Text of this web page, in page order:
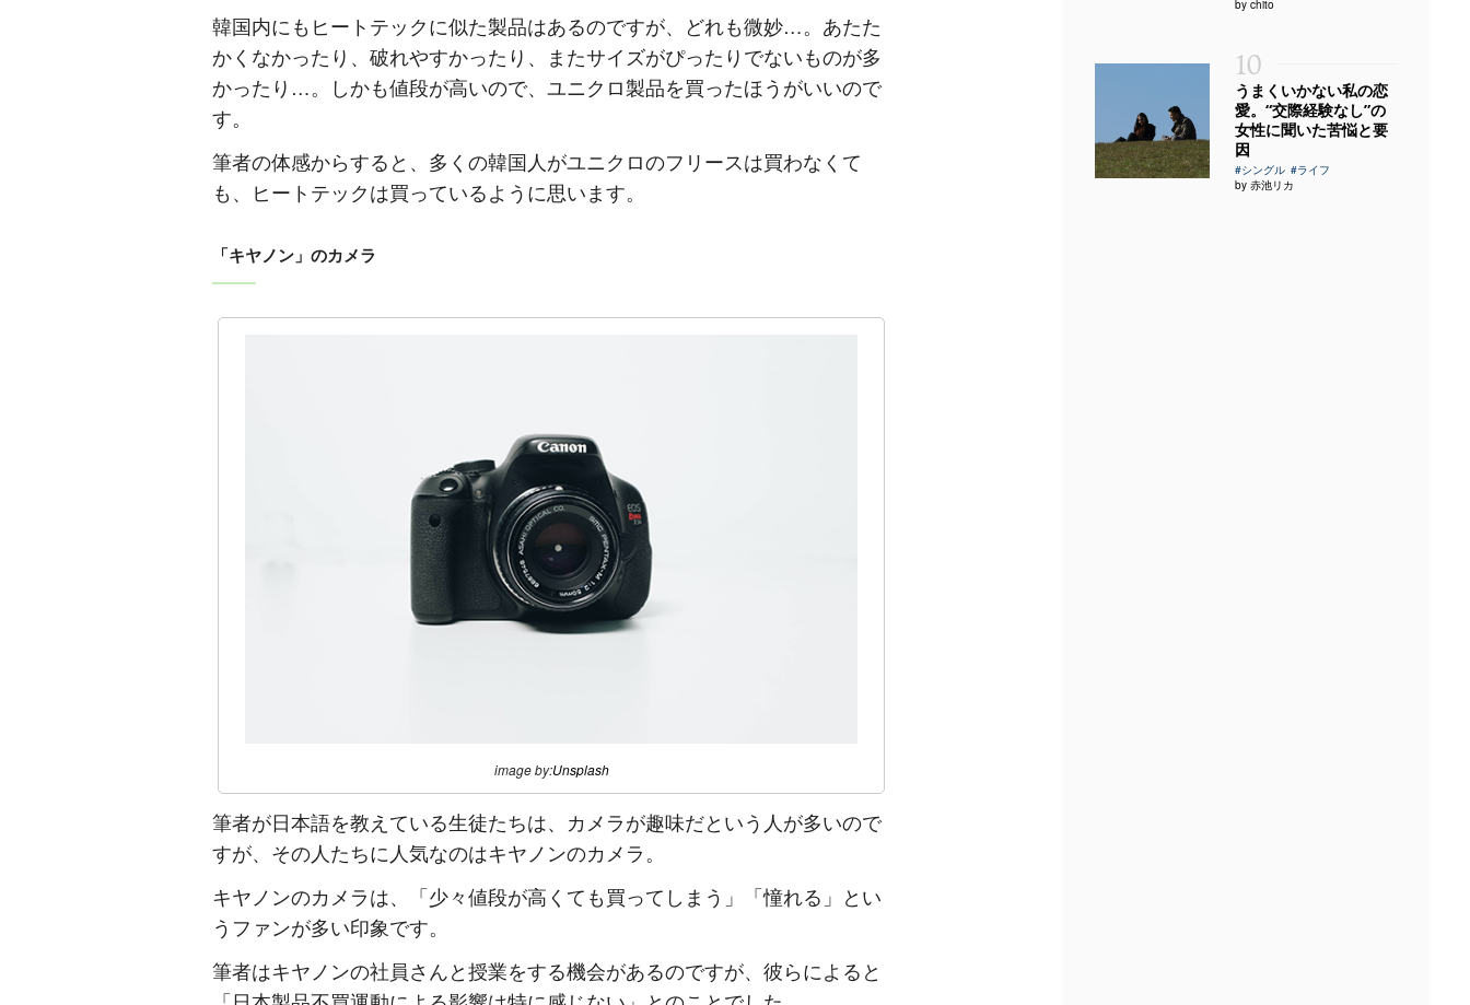
韓国内にもヒートテックに似た製品はあるのですが、どれも微妙…。あたた
かくなかったり、破れやすかったり、またサイズがぴったりでないものが多
かったり…。しかも値段が高いので、ユニクロ製品を買ったほうがいいので
す。
筆者の体感からすると、多くの韓国人がユニクロのフリースは買わなくて
も、ヒートテックは買っているように思います。
「キヤノン」のカメラ
image by:Unsplash
筆者が日本語を教えている生徒たちは、カメラが趣味だという人が多いので
すが、その人たちに人気なのはキヤノンのカメラ。
キヤノンのカメラは、「少々値段が高くても買ってしまう」「憧れる」とい
うファンが多い印象です。
筆者はキヤノンの社員さんと授業をする機会があるのですが、彼らによると
by chito
10
うまくいかない私の恋
愛。“交際経験なし”の
女性に聞いた苦悩と要
因
#シングル #ライフ
by 赤池リカ